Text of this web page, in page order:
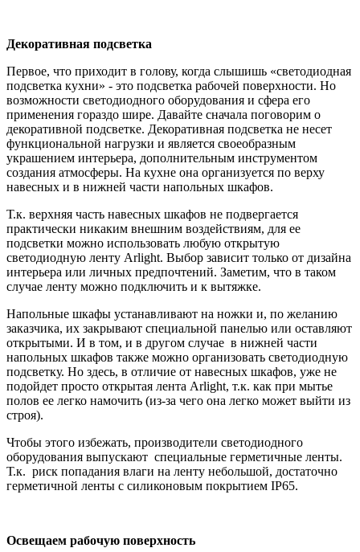
Декоративная подсветка
Первое, что приходит в голову, когда слышишь «светодиодная
подсветка кухни» - это подсветка рабочей поверхности. Но
возможности светодиодного оборудования и сфера его
применения гораздо шире. Давайте сначала поговорим о
декоративной подсветке. Декоративная подсветка не несет
функциональной нагрузки и является своеобразным
украшением интерьера, дополнительным инструментом
создания атмосферы. На кухне она организуется по верху
навесных и в нижней части напольных шкафов.
Т.к. верхняя часть навесных шкафов не подвергается
практически никаким внешним воздействиям, для ее
подсветки можно использовать любую открытую
светодиодную ленту Arlight. Выбор зависит только от дизайна
интерьера или личных предпочтений. Заметим, что в таком
случае ленту можно подключить и к вытяжке.
Напольные шкафы устанавливают на ножки и, по желанию
заказчика, их закрывают специальной панелью или оставляют
открытыми. И в том, и в другом случае в нижней части
напольных шкафов также можно организовать светодиодную
подсветку. Но здесь, в отличие от навесных шкафов, уже не
подойдет просто открытая лента Arlight, т.к. как при мытье
полов ее легко намочить (из-за чего она легко может выйти из
строя).
Чтобы этого избежать, производители светодиодного
оборудования выпускают специальные герметичные ленты.
Т.к. риск попадания влаги на ленту небольшой, достаточно
герметичной ленты с силиконовым покрытием IP65.
Освещаем рабочую поверхность